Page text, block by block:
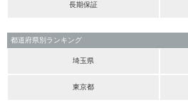
長期保証
都道府県別ランキング
埼玉県
東京都